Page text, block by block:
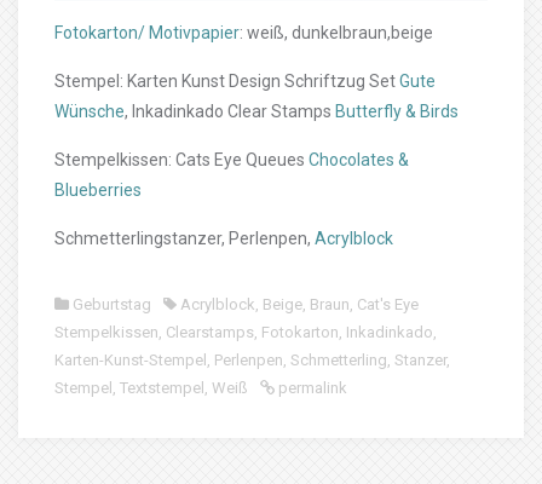
Fotokarton/ Motivpapier: weiß, dunkelbraun,beige
Stempel: Karten Kunst Design Schriftzug SetGute
Wünsche, Inkadinkado Clear Stamps Butterfly & Birds
Stempelkissen: Cats Eye Queues Chocolates &
Blueberries
Schmetterlingstanzer, Perlenpen, Acrylblock
Geburtstag Acrylblock, Beige, Braun, Cat's Eye
Stempelkissen, Clearstamps, Fotokarton, Inkadinkado,
Karten-Kunst-Stempel , Perlenpen, Schmetterling, Stanzer,
Stempel , Textstempel , Weiß permalink